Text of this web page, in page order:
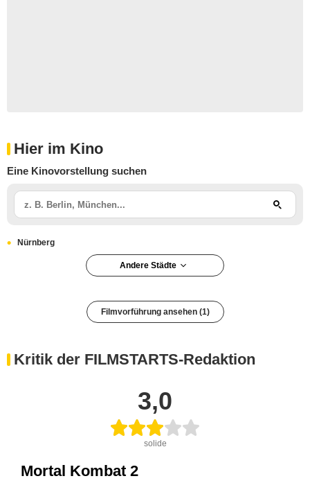
Hier im Kino
Eine Kinovorstellung suchen
Nürnberg
Andere Städte
Filmvorführung ansehen (1)
Kritik der FILMSTARTS-Redaktion
3,0
solide
Mortal Kombat 2